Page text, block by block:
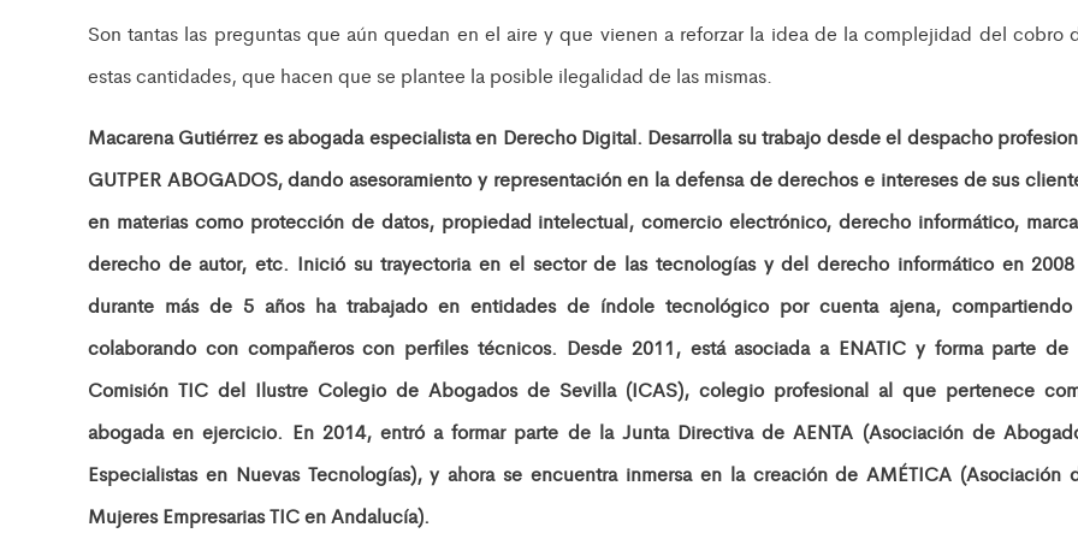
Son tantas las preguntas que aún quedan en el aire y que vienen a reforzar la idea de la complejidad del cobro
estas cantidades, que hacen que se plantee la posible ilegalidad de las mismas.
Macarena Gutiérrez es abogada especialista en Derecho Digital. Desarrolla su trabajo desde el despacho
GUTPER ABOGADOS, dando asesoramiento y representación en la defensa de derechos e intereses de sus
en materias como protección de datos, propiedad intelectual, comercio electrónico, derecho informático,
derecho de autor, etc. Inició su trayectoria en el sector de las tecnologías y del derecho informático en
durante más de 5 años ha trabajado en entidades de índole tecnológico por cuenta ajena,
colaborando con compañeros con perfiles técnicos. Desde 2011, está asociada a ENATIC y forma parte de
Comisión TIC del Ilustre Colegio de Abogados de Sevilla (ICAS), colegio profesional al que pertenece
abogada en ejercicio. En 2014, entró a formar parte de la Junta Directiva de AENTA (Asociación de
Especialistas en Nuevas Tecnologías), y ahora se encuentra inmersa en la creación de AMÉTICA (Asociación
Mujeres Empresarias TIC en Andalucía).